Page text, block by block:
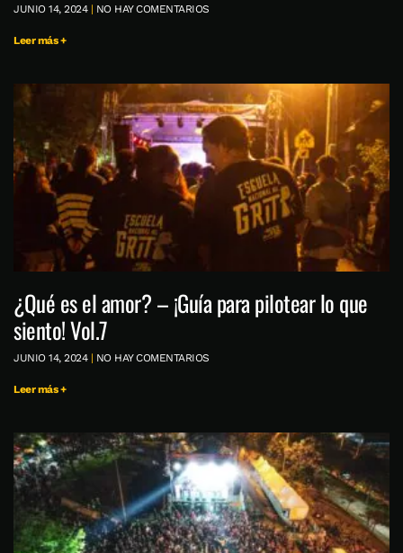
JUNIO 14, 2024 NO HAY COMENTARIOS
Leer más +
¿Qué es el amor? – ¡Guía para pilotear lo que
siento! Vol.7
JUNIO 14, 2024 NO HAY COMENTARIOS
Leer más +